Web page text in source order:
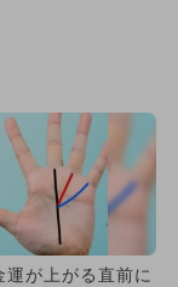
運が上がる直前に